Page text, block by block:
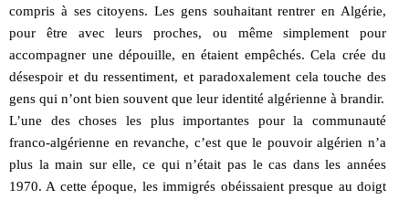
compris à ses citoyens. Les gens souhaitant rentrer en Algérie,
pour être avec leurs proches, ou même simplement pour
accompagner une dépouille, en étaient empêchés. Cela crée du
désespoir et du ressentiment, et paradoxalement cela touche des
gens qui n’ont bien souvent que leur identité algérienne à brandir.
L’une des choses les plus importantes pour la communauté
franco-algérienne en revanche, c’est que le pouvoir algérien n’a
plus la main sur elle, ce qui n’était pas le cas dans les années
1970. A cette époque, les immigrés obéissaient presque au doigt